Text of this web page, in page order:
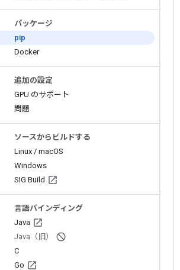
パッケージ
pip
Docker
追加の設定
GPU のサポート
問題
ソースからビルドする
Linux / macOS
Windows
SIG Build
言語バインディング
Java
Java（旧）
C
Go